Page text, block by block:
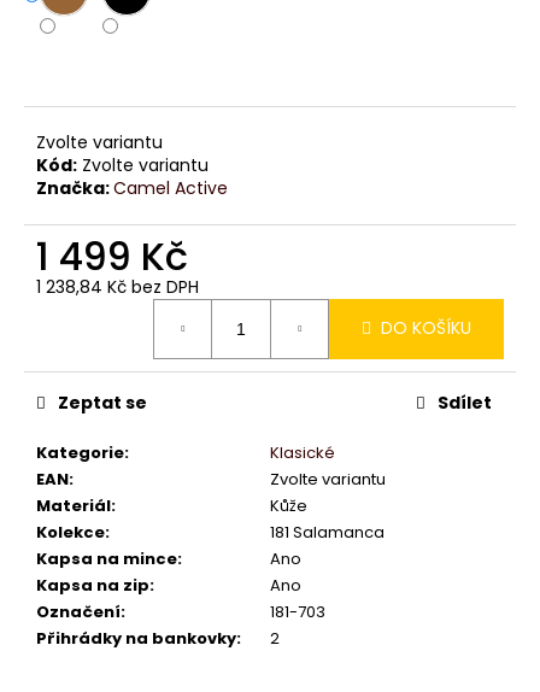
Zvolte variantu
Kód: Zvolte variantu
Značka:Camel Active
1 499 Kč
1 238,84 Kč bez DPH
DO KOŠÍKU
Kategorie:
Klasické
EAN:
Zvolte variantu
Materiál:
Kůže
Kolekce:
181 Salamanca
Kapsa na mince:
Ano
Kapsa na zip:
Ano
Označení:
181-703
Přihrádky na bankovky: 2
Zeptat se Sdílet